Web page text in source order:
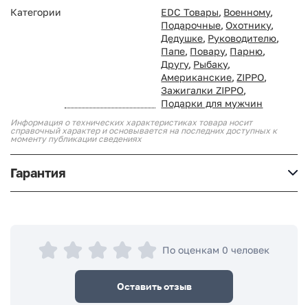
Категории
EDC Товары, Военному,
Подарочные, Охотнику,
Дедушке, Руководителю,
Папе, Повару, Парню,
Другу, Рыбаку,
Американские, ZIPPO,
Зажигалки ZIPPO,
Подарки для мужчин
Информация о технических характеристиках товара носит
справочный характер и основывается на последних доступных к
моменту публикации сведениях
Гарантия
По оценкам 0 человек
Оставить отзыв